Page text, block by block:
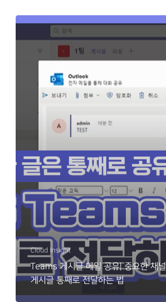
Cloud Insight
Teams 게시글 메일 공유| 중요한 채널
게시글 통째로 전달하는 법